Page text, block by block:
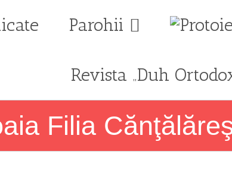
Parohii
Revista „Duh
Filia